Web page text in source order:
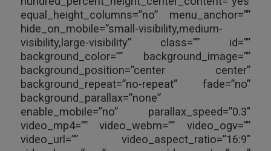
equal_height_columns=”no” menu_anchor=””
hide_on_mobile=”small-visibility,medium-
visibility,large-visibility” class=”” id=””
background_color=”” background_image=””
background_position=”center center”
background_repeat=”no-repeat” fade=”no”
background_parallax=”none”
enable_mobile=”no” parallax_speed=”0.3″
video_mp4=”” video_webm=”” video_ogv=””
video_url=”” video_aspect_ratio=”16:9″